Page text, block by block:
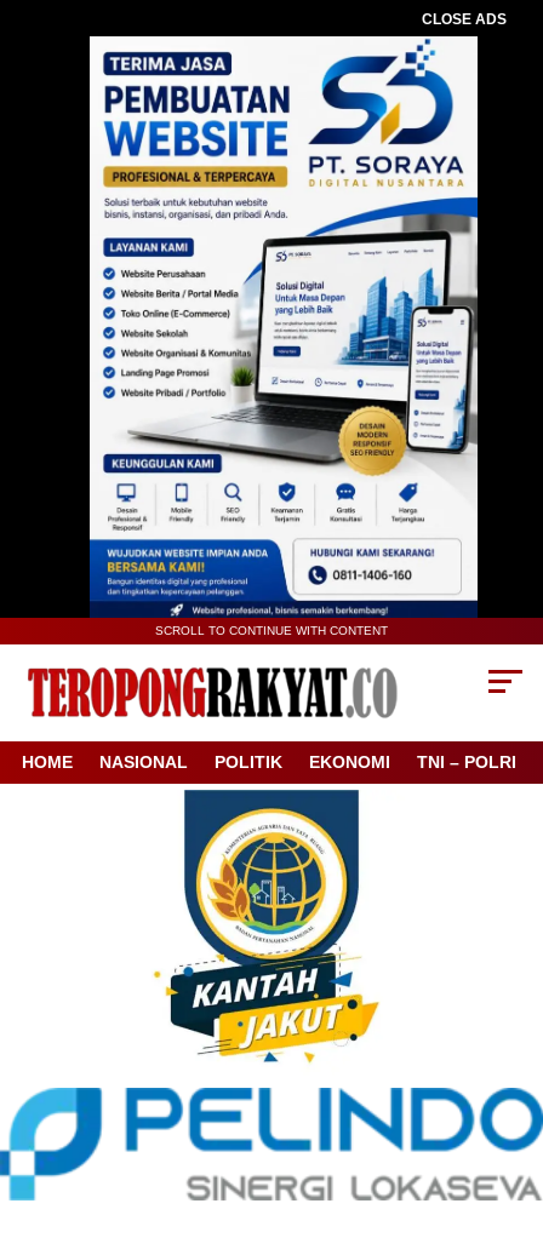
CLOSE ADS
SCROLL TO CONTINUE WITH CONTENT
HOME NASIONAL POLITIK EKONOMI TNI – POLRI